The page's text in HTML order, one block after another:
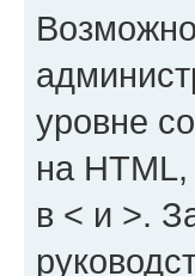
уровне
на
в < и >.